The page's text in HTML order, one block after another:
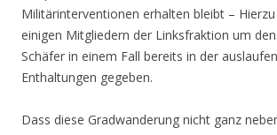
Militärinterventionen erhalten bleibt –
einigen Mitgliedern der Linksfraktion um
Schäfer in einem Fall bereits in der
Enthaltungen gegeben.
Dass diese Gradwanderung nicht ganz